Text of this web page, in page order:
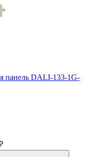
панель DALI-133-1G-